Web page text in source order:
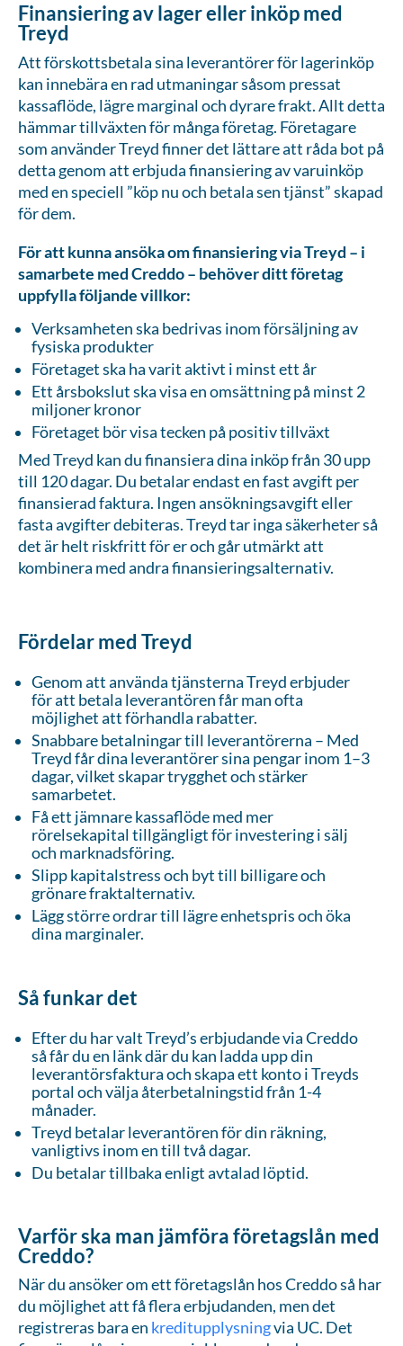
Finansiering av lager eller inköp med
Treyd
Att förskottsbetala sina leverantörer för lagerinköp
kan innebära en rad utmaningar såsom pressat
kassaflöde, lägre marginal och dyrare frakt. Allt detta
hämmar tillväxten för många företag. Företagare
som använder Treyd finner det lättare att råda bot på
detta genom att erbjuda finansiering av varuinköp
med en speciell ”köp nu och betala sen tjänst” skapad
för dem.
För att kunna ansöka om finansiering via Treyd – i
samarbete med Creddo – behöver ditt företag
uppfylla följande villkor:
Verksamheten ska bedrivas inom försäljning av
fysiska produkter
Företaget ska ha varit aktivt i minst ett år
Ett årsbokslut ska visa en omsättning på minst 2
miljoner kronor
Företaget bör visa tecken på positiv tillväxt
Med Treyd kan du finansiera dina inköp från 30 upp
till 120 dagar. Du betalar endast en fast avgift per
finansierad faktura. Ingen ansökningsavgift eller
fasta avgifter debiteras. Treyd tar inga säkerheter så
det är helt riskfritt för er och går utmärkt att
kombinera med andra finansieringsalternativ.
Fördelar med Treyd
Genom att använda tjänsterna Treyd erbjuder
för att betala leverantören får man ofta
möjlighet att förhandla rabatter.
Snabbare betalningar till leverantörerna – Med
Treyd får dina leverantörer sina pengar inom 1–3
dagar, vilket skapar trygghet och stärker
samarbetet.
Få ett jämnare kassaflöde med mer
rörelsekapital tillgängligt för investering i sälj
och marknadsföring.
Slipp kapitalstress och byt till billigare och
grönare fraktalternativ.
Lägg större ordrar till lägre enhetspris och öka
dina marginaler.
Så funkar det
Efter du har valt Treyd’s erbjudande via Creddo
så får du en länk där du kan ladda upp din
leverantörsfaktura och skapa ett konto i Treyds
portal och välja återbetalningstid från 1-4
månader.
Treyd betalar leverantören för din räkning,
vanligtivs inom en till två dagar.
Du betalar tillbaka enligt avtalad löptid.
Varför ska man jämföra företagslån med
Creddo?
När du ansöker om ett företagslån hos Creddo så har
du möjlighet att få flera erbjudanden, men det
registreras bara en kreditupplysningvia UC. Det